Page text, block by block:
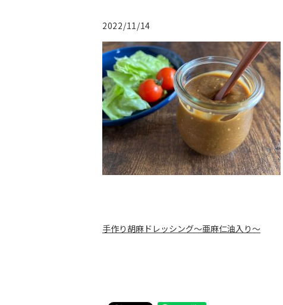
2022/11/14
手作り胡麻ドレッシング～亜麻仁油入り～